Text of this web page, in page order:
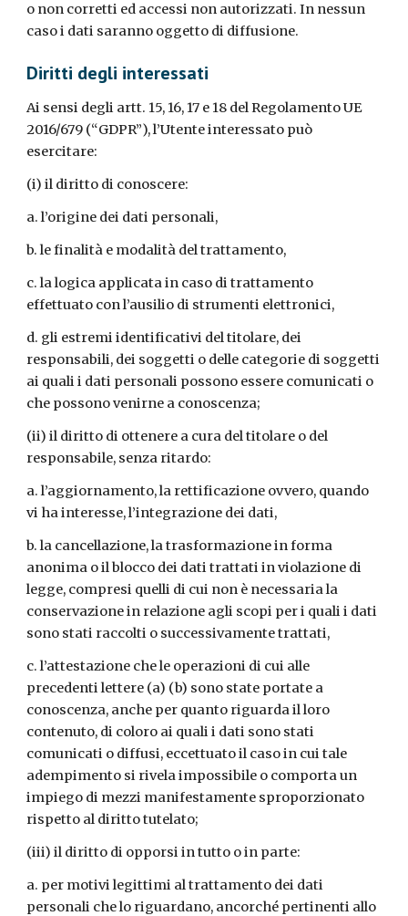
o non corretti ed accessi non autorizzati. In nessun
caso i dati saranno oggetto di diffusione.
Diritti degli interessati
Ai sensi degli artt. 15, 16, 17 e 18 del Regolamento UE
2016/679 (“GDPR”), l’Utente interessato può
esercitare:
(i) il diritto di conoscere:
a. l’origine dei dati personali,
b. le finalità e modalità del trattamento,
c. la logica applicata in caso di trattamento
effettuato con l’ausilio di strumenti elettronici,
d. gli estremi identificativi del titolare, dei
responsabili, dei soggetti o delle categorie di soggetti
ai quali i dati personali possono essere comunicati o
che possono venirne a conoscenza;
(ii) il diritto di ottenere a cura del titolare o del
responsabile, senza ritardo:
a. l’aggiornamento, la rettificazione ovvero, quando
vi ha interesse, l’integrazione dei dati,
b. la cancellazione, la trasformazione in forma
anonima o il blocco dei dati trattati in violazione di
legge, compresi quelli di cui non è necessaria la
conservazione in relazione agli scopi per i quali i dati
sono stati raccolti o successivamente trattati,
c. l’attestazione che le operazioni di cui alle
precedenti lettere (a) (b) sono state portate a
conoscenza, anche per quanto riguarda il loro
contenuto, di coloro ai quali i dati sono stati
comunicati o diffusi, eccettuato il caso in cui tale
adempimento si rivela impossibile o comporta un
impiego di mezzi manifestamente sproporzionato
rispetto al diritto tutelato;
(iii) il diritto di opporsi in tutto o in parte:
a. per motivi legittimi al trattamento dei dati
personali che lo riguardano, ancorché pertinenti allo